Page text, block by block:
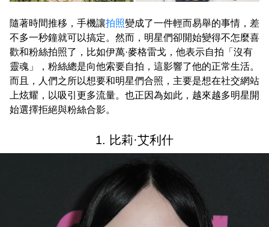
隨著時間推移，手機讓拍照變成了一件輕而易舉的事情，差
不多一秒鐘就可以搞定。然而，明星們卻開始變得不怎麼喜
歡和粉絲拍照了，比如伊萬·麥格雷戈，他表示自拍「沒有
靈魂」，粉絲總是向他索要自拍，這影響了他的正常生活。
而且，人們之所以想要和明星們合照，主要是想在社交網站
上炫耀，以吸引更多流量。也正因為如此，越來越多明星開
始選擇拒絕與粉絲合影。
1. 比莉·艾利什